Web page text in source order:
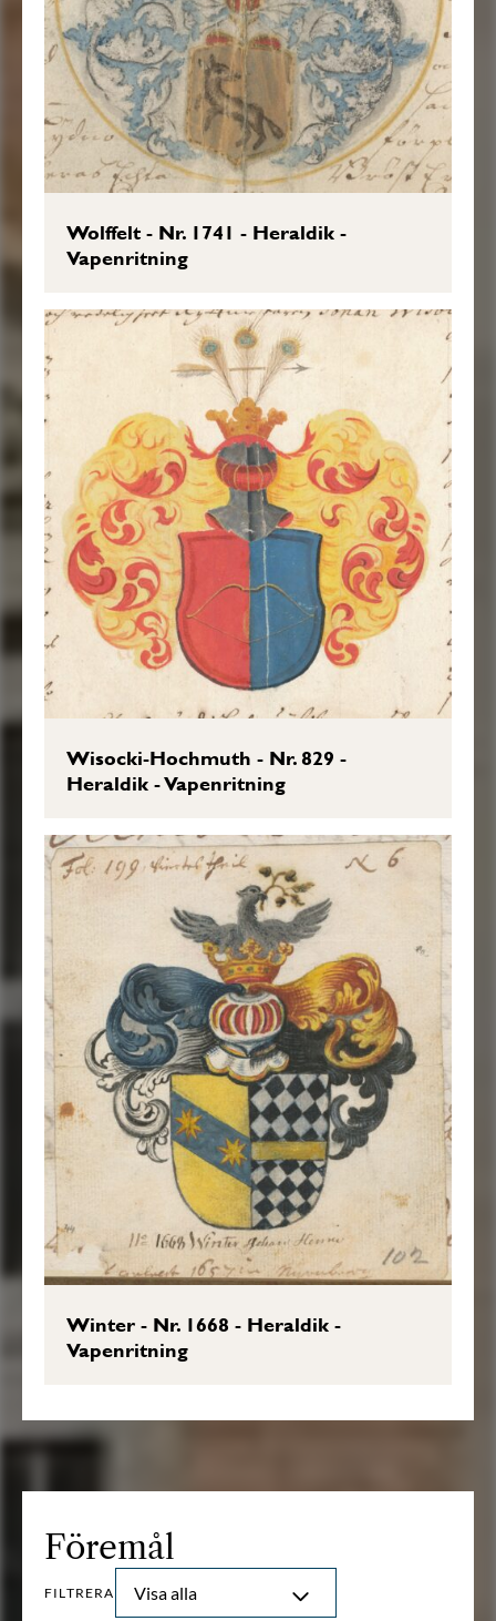
Wolffelt - Nr. 1741 - Heraldik -
Vapenritning
Wisocki-Hochmuth - Nr. 829 -
Heraldik - Vapenritning
Winter - Nr. 1668 - Heraldik -
Vapenritning
Föremål
FILTRERA Visa alla